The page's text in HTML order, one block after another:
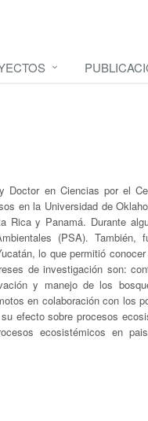
Doctor en Ciencias por el
en la Universidad de
y Panamá. Durante
(PSA). También,
lo que permitió
de investigación son:
y manejo de los
en colaboración con los
efecto sobre procesos
ecosistémicos en